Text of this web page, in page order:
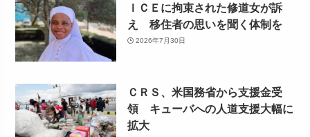
ＩＣＥに拘束された修道女が訴
え 移住者の思いを聞く体制を
2026年7月30日
ＣＲＳ、米国務省から支援金受
領 キューバへの人道支援大幅に
拡大